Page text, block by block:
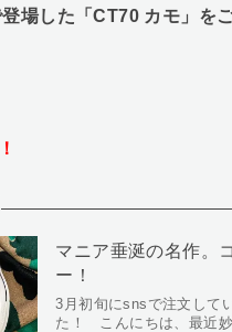
場した「CT70 カモ」を
マニア垂涎の名作。
ー！
3月初旬にsnsで注文して
た！ こんにちは、最近